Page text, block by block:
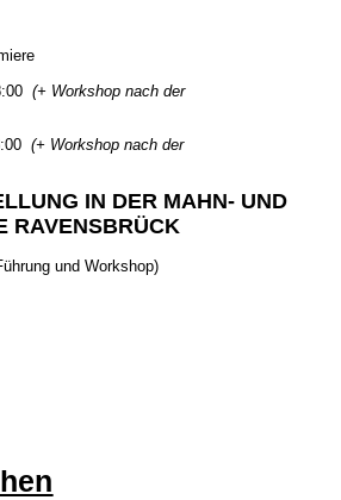
(+ Workshop nach der
(+ Workshop nach der
IN DER MAHN- UND
RAVENSBRÜCK
und Workshop)